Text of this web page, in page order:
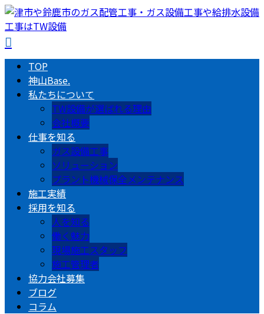
TOP
神山Base.
私たちについて
TW設備が選ばれる理由
会社概要
仕事を知る
ガス設備工事
ソリューション
プラント機械保全メンテナンス
施工実績
採用を知る
人を知る
働く魅力
現場施工スタッフ
施工管理者
協力会社募集
ブログ
コラム